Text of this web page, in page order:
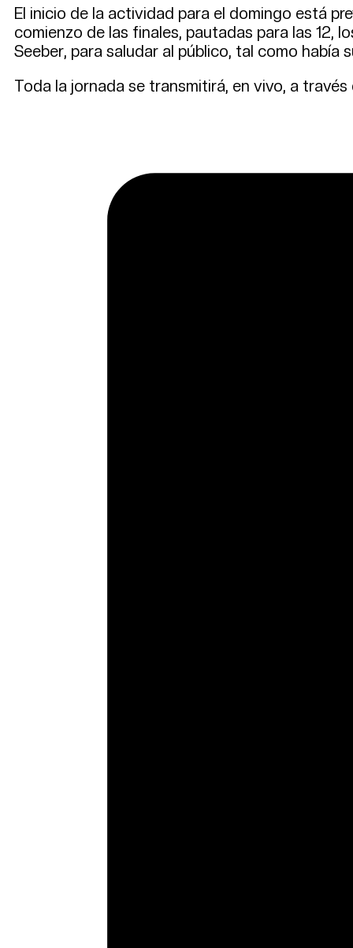
El inicio de la actividad para el domingo está
comienzo de las finales, pautadas para las 12,
Seeber, para saludar al público, tal como
Toda la jornada se transmitirá, en vivo, a través